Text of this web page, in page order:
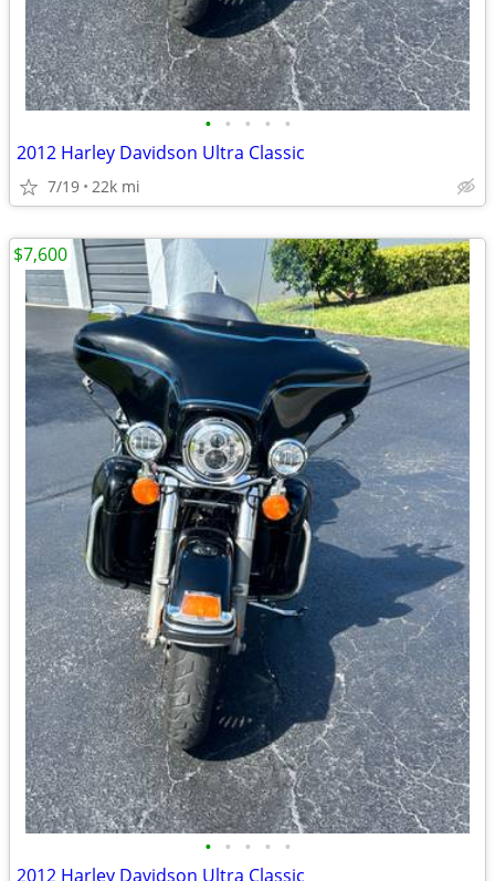
• • • • •
2012 Harley Davidson Ultra Classic
7/19 22k mi
• • • • •
2012 Harley Davidson Ultra Classic
$7,600